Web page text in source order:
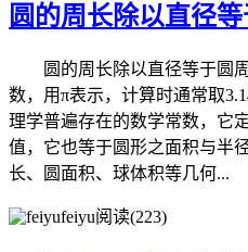
圆的周长除以直径
圆的周长除以直径等于圆周
数，用π表示，计算时通常取
理学普遍存在的数学常数，它
值，它也等于圆形之面积与半
长、圆面积、球体积等几何...
feiyu阅读(223)